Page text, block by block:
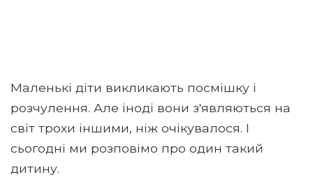
Маленькі діти викликають посмішку і
розчулення. Але іноді вони з'являються на
світ трохи іншими, ніж очікувалося. І
сьогодні ми розповімо про один такий
дитину.